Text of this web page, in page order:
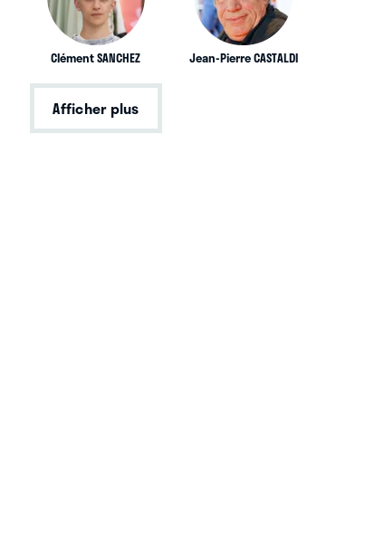
Clément SANCHEZ Jean-Pierre CASTALDI
Afficher plus